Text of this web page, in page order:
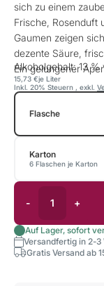
sich zu einem
Frische, Rosenduft
Gaumen zeigen
dezente Säure,
Ein gelungener
Alkoholgehalt: 13
je Liter
15,73 €
Inkl. 20% Steuern , exkl.
Flasche
Karton
6 Flaschen je Karton
- +
Auf Lager, sofort
Versandfertig in 2-3
Gratis Versand ab